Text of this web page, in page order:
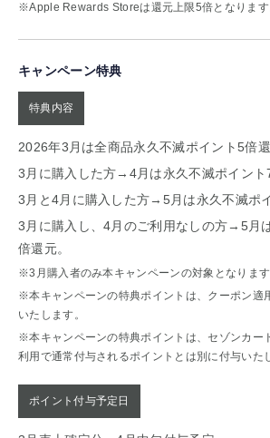
※Apple Rewards Storeは還元上限5倍となります
キャンペーン特典
特典内容
2026年3月は全商品永久不滅ポイント5倍還
3月に購入した方→4月は永久不滅ポイント
3月と4月に購入した方→5月は永久不滅ポ
3月に購入し、4月のご利用なしの方→5月
倍還元。
※3月購入者のみ本キャンペーンの対象となります
※本キャンペーンの特典ポイントは、クーポン適
いたします。
※本キャンペーンの特典ポイントは、セゾンカー
利用で通常付与されるポイントとは別に付与いた
ポイント付与予定日